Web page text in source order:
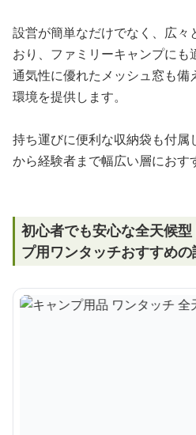
設営が簡単なだけでなく、広々
おり、ファミリーキャンプにも
通気性に優れたメッシュ窓も
環境を提供します。
持ち運びに便利な収納袋も付
から経験者まで幅広い層におす
初心者でも安心な全天候
プ用ワンタッチおすすめ